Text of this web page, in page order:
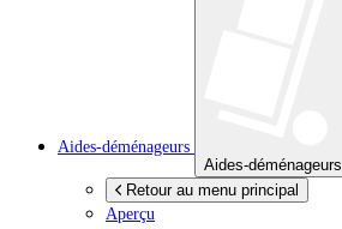
Aides-déménageurs
Aides-déménageurs
Retour au menu principal
Aperçu